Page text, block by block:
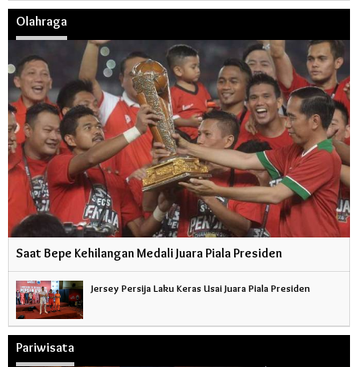
Olahraga
Saat Bepe Kehilangan Medali Juara Piala Presiden
Jersey Persija Laku Keras Usai Juara Piala Presiden
Pariwisata